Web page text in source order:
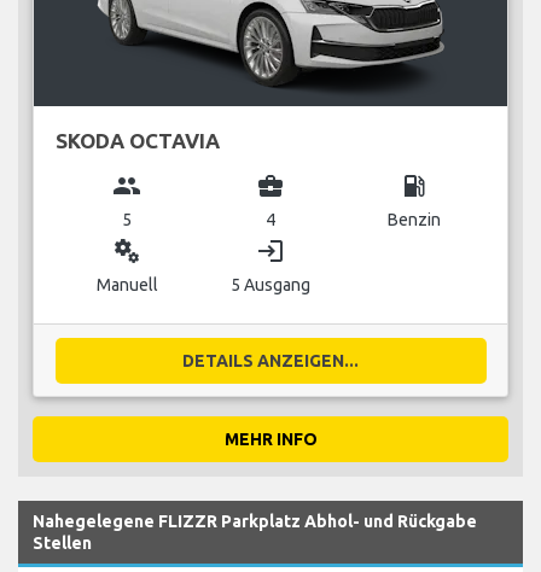
SKODA OCTAVIA
group
5
business_center
4
local_gas_station
Benzin
miscellaneous_services
Manuell
login
5 Ausgang
DETAILS ANZEIGEN...
MEHR INFO
Nahegelegene FLIZZR Parkplatz Abhol- und Rückgabe
Stellen